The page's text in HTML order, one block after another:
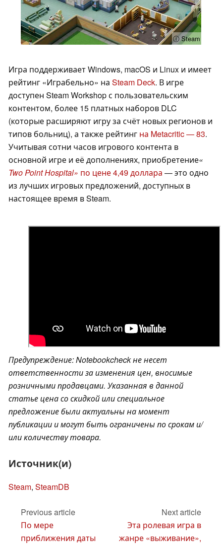
ⓘ Steam
Игра поддерживает Windows, macOS и Linux и имеет
рейтинг «Играбельно» на Steam Deck. В игре
доступен Steam Workshop с пользовательским
контентом, более 15 платных наборов DLC
(которые расширяют игру за счёт новых регионов и
типов больниц), а также рейтинг на Metacritic — 83.
Учитывая сотни часов игрового контента в
основной игре и её дополнениях, приобретение«
Two Point Hospital» по цене 4,49 доллара — это одно
из лучших игровых предложений, доступных в
настоящее время в Steam.
Предупреждение: Notebookcheck не несет
ответственности за изменения цен, вносимые
розничными продавцами. Указанная в данной
статье цена со скидкой или специальное
предложение были актуальны на момент
публикации и могут быть ограничены по срокам и/
или количеству товара.
Источник(и)
Steam, SteamDB
Previous article
По мере
приближения даты
Next article
Эта ролевая игра в
жанре «выживание»,